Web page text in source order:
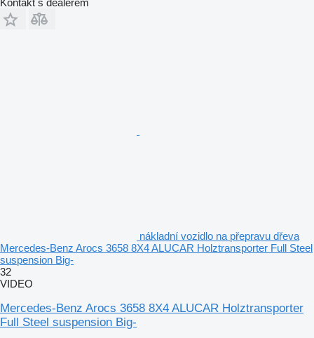
Kontakt s dealerem
nákladní vozidlo na přepravu dřeva
Mercedes-Benz Arocs 3658 8X4 ALUCAR Holztransporter Full Steel
suspension Big-
32
VIDEO
Mercedes-Benz Arocs 3658 8X4 ALUCAR Holztransporter
Full Steel suspension Big-